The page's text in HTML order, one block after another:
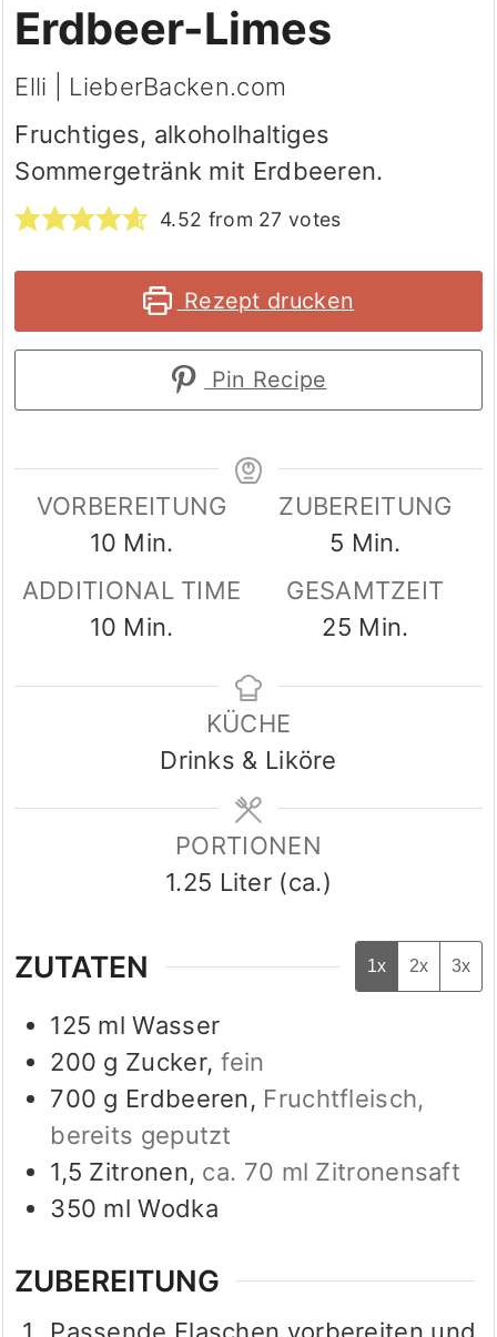
Erdbeer-Limes
Elli | LieberBacken.com
Fruchtiges, alkoholhaltiges
Sommergetränk mit Erdbeeren.
4.52 from 27 votes
Rezept drucken
Pin Recipe
VORBEREITUNG
10 Minuten
Min.
ZUBEREITUNG
5 Minuten
Min.
ADDITIONAL TIME
10 Minuten
Min.
GESAMTZEIT
25Minuten
Min.
KÜCHE
Drinks & Liköre
PORTIONEN
1.25 Liter (ca.)
ZUTATEN 1x 2x 3x
125 ml Wasser
200 g Zucker, fein
700 g Erdbeeren, Fruchtfleisch,
bereits geputzt
1,5 Zitronen, ca. 70 ml Zitronensaft
350 ml Wodka
ZUBEREITUNG